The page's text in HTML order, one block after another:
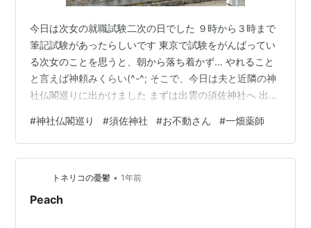
今日は次女の就職試験二次の日でした ９時から３時まで
筆記試験があったらしいです 東京で試験をがんばってい
る次女のことを思うと、朝から落ち着かず… やれること
と言えば神頼みくらい(^-^; そこで、今日は夫と近隣の神
社仏閣巡りに出かけました まずは出雲の須佐神社へ 出雲
有名な神社なので参拝者は絶えることはありません 新車
のお祓いをしてもらっている方もおられました(私も今度
新車にしたらやってもらおう） 次は、お不動さんを参
り… 水かけ不動さんは、治してほしい体の部分に水をか
けてお祈りします 娘の試験のお願いだけではなく、ちゃ
#神社仏閣巡り #須佐神社 #お不動さん #一畑薬師
トネリコの憂鬱 • 1年前
Peach